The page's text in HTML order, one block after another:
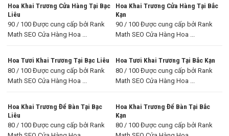
Hoa Khai Trương Cửa Hàng Tại Bạc
Liêu
90 / 100 Được cung cấp bởi Rank
Math SEO Cửa Hàng Hoa ...
Hoa Khai Trương Cửa Hàng Tại Bắc
Kạn
90 / 100 Được cung cấp bởi Rank
Math SEO Cửa Hàng Hoa ...
Hoa Tươi Khai Trương Tại Bạc Liêu
80 / 100 Được cung cấp bởi Rank
Math SEO Cửa Hàng Hoa ...
Hoa Tươi Khai Trương Tại Bắc Kạn
80 / 100 Được cung cấp bởi Rank
Math SEO Cửa Hàng Hoa ...
Hoa Khai Trương Để Bàn Tại Bạc
Liêu
80 / 100 Được cung cấp bởi Rank
Hoa Khai Trương Để Bàn Tại Bắc
Kạn
80 / 100 Được cung cấp bởi Rank